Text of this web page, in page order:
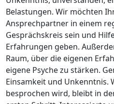
Belastungen. Wir möchten
Ansprechpartner in einem
Gesprächskreis sein und
Erfahrungen geben.
Raum, über die eigenen
eigene Psyche zu stärken.
Einsamkeit und Unkenntnis.
besprochen wird, bleibt in